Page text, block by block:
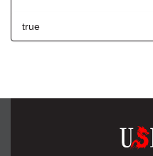
true